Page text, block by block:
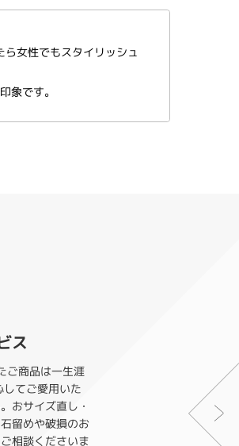
女性でもスタイリッシュ
象です。
ス
ご商品は一生涯
てご愛用いた
おサイズ直し・
留めや破損のお
相談くださいま